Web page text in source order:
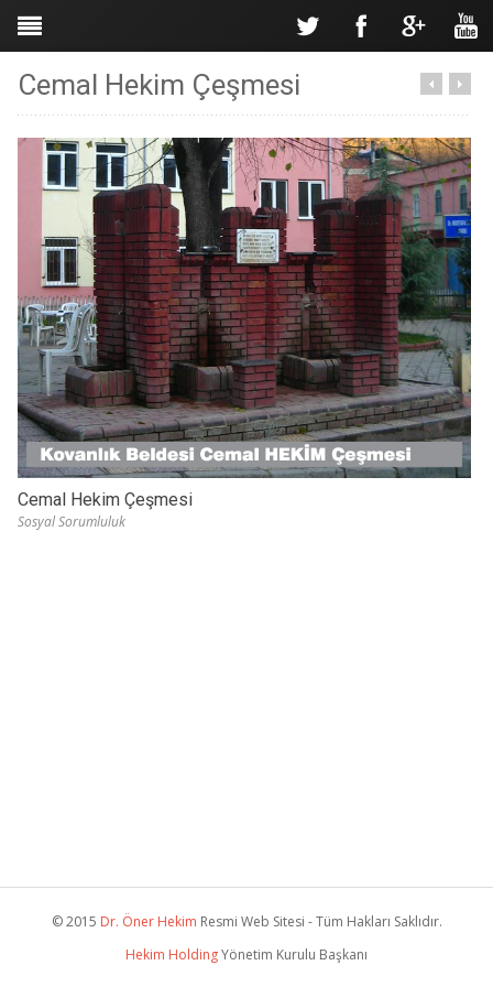
Cemal Hekim Çeşmesi
Cemal Hekim Çeşmesi
Sosyal Sorumluluk
© 2015 Dr. Öner Hekim Resmi Web Sitesi - Tüm Hakları Saklıdır.
Hekim HoldingYönetim Kurulu Başkanı